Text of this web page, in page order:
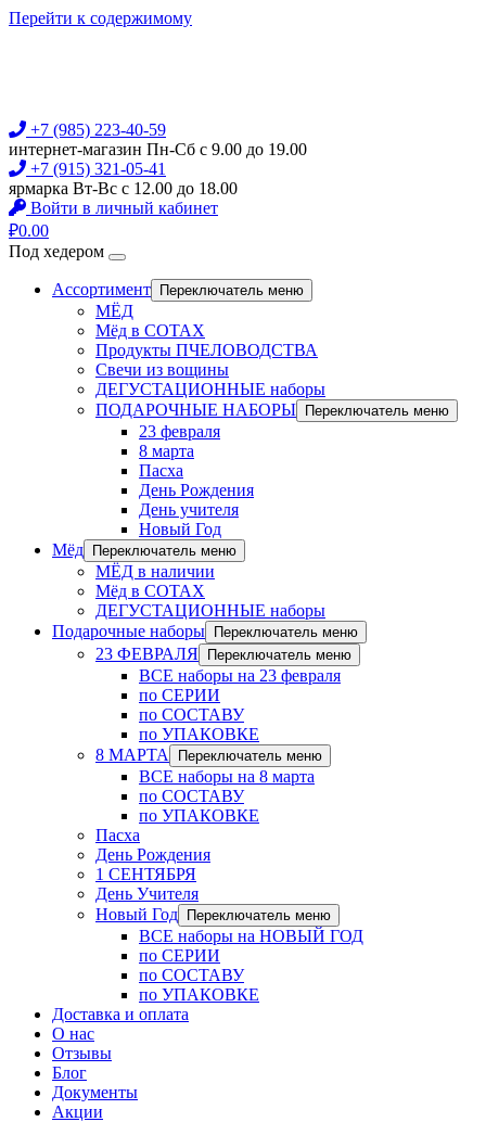
Перейти к содержимому
+7 (985) 223-40-59
интернет-магазин Пн-Сб с 9.00 до 19.00
+7 (915) 321-05-41
ярмарка Вт-Вс с 12.00 до 18.00
Войти в личный кабинет
₽0.00
Под хедером
Ассортимент Переключатель меню
МЁД
Мёд в СОТАХ
Продукты ПЧЕЛОВОДСТВА
Свечи из вощины
ДЕГУСТАЦИОННЫЕ наборы
ПОДАРОЧНЫЕ НАБОРЫ
Переключатель меню
23 февраля
8 марта
Пасха
День Рождения
День учителя
Новый Год
Мёд
Переключатель меню
МЁД в наличии
Мёд в СОТАХ
ДЕГУСТАЦИОННЫЕ наборы
Подарочные наборы
Переключатель меню
23 ФЕВРАЛЯ Переключатель меню
ВСЕ наборы на 23 февраля
по СЕРИИ
по СОСТАВУ
по УПАКОВКЕ
8 МАРТА
Переключатель меню
ВСЕ наборы на 8 марта
по СОСТАВУ
по УПАКОВКЕ
Пасха
День Рождения
1 СЕНТЯБРЯ
День Учителя
Новый Год
Переключатель меню
ВСЕ наборы на НОВЫЙ ГОД
по СЕРИИ
по СОСТАВУ
по УПАКОВКЕ
Доставка и оплата
О нас
Отзывы
Блог
Документы
Акции